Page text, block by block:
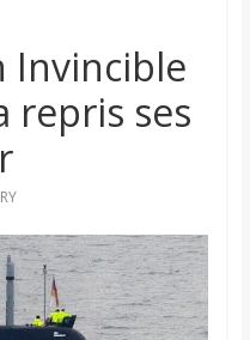
Invincible
repris ses